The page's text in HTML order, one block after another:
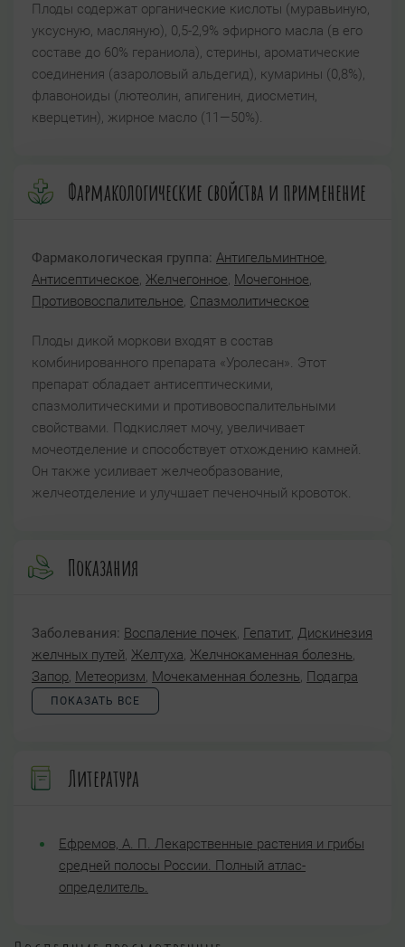
Плоды содержат органические кислоты (муравьиную,
уксусную, масляную), 0,5-2,9% эфирного масла (в его
составе до 60% гераниола), стерины, ароматические
соединения (азароловый альдегид), кумарины (0,8%),
флавоноиды (лютеолин, апигенин, диосметин,
кверцетин), жирное масло (11—50%).
Фармакологические свойства и применение
Фармакологическая группа: Антигельминтное,
Антисептическое, Желчегонное, Мочегонное,
Противовоспалительное, Спазмолитическое
Плоды дикой моркови входят в состав
комбинированного препарата «Уролесан». Этот
препарат обладает антисептическими,
спазмолитическими и противовоспалительными
свойствами. Подкисляет мочу, увеличивает
мочеотделение и способствует отхождению камней.
Он также усиливает желчеобразование,
желчеотделение и улучшает печеночный кровоток.
Показания
Заболевания: Воспаление почек, Гепатит, Дискинезия
желчных путей, Желтуха, Желчнокаменная болезнь,
Запор, Метеоризм, Мочекаменная болезнь, Подагра
ПОКАЗАТЬ ВСЕ
Литература
Ефремов, А. П. Лекарственные растения и грибы
средней полосы России. Полный атлас-
определитель.